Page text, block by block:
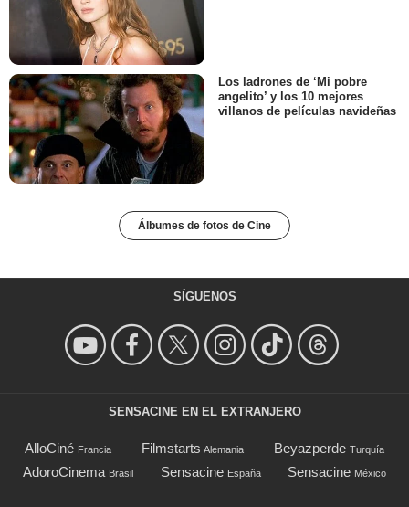
Los ladrones de ‘Mi pobre
angelito’ y los 10 mejores
villanos de películas navideñas
Álbumes de fotos de Cine
SÍGUENOS
SENSACINE EN EL EXTRANJERO
AlloCiné Francia Filmstarts Alemania Beyazperde Turquía
AdoroCinema Brasil Sensacine España Sensacine México